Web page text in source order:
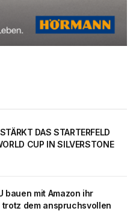
DAS STARTERFELD
CUP IN SILVERSTONE
bauen mit Amazon ihr
dem anspruchsvollen